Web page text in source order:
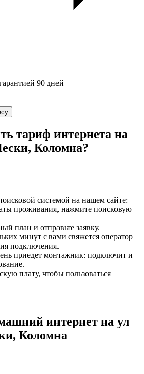
90 дней
тариф интернета на
Коломна?
системой на нашем сайте:
проживания, нажмите поисковую
план и отправьте заявку.
минут с вами свяжется оператор
подключения.
приедет монтажник: подключит и
плату, чтобы пользоваться
интернет на ул
Коломна